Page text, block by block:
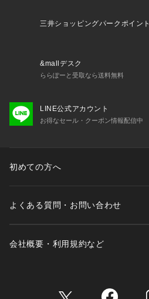
三井ショッピングパークポイント
&mallデスク
ららぽーと受取なら送料無料
LINE公式アカウント
お得なセール・クーポン情報配信中
初めての方へ
よくある質問・お問い合わせ
会社概要・利用規約など